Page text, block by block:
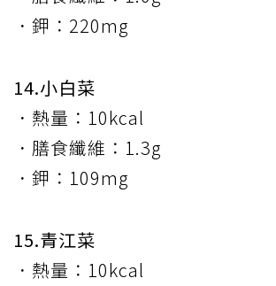
．鉀：220mg
14.小白菜
．熱量：10kcal
．膳食纖維：1.3g
．鉀：109mg
15.青江菜
．熱量：10kcal